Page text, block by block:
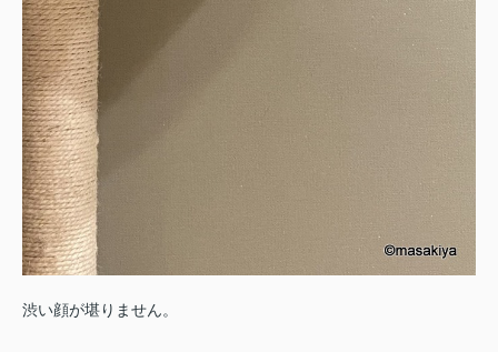
渋い顔が堪りません。